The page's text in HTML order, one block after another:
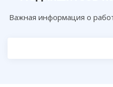
Важная информация о